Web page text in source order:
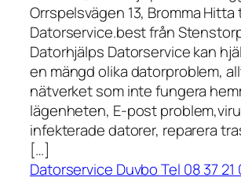
Orrspelsvägen 13, Bromma Hitta
Datorservice.best från
Datorhjälps Datorservice kan
en mängd olika datorproblem,
nätverket som inte fungera
lägenheten, E-post
infekterade datorer, reparera
[…]
Datorservice Duvbo Tel 08 37 21